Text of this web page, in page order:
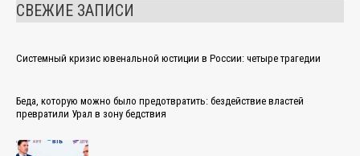
СВЕЖИЕ ЗАПИСИ
Системный кризис ювенальной юстиции в России: четыре трагедии
Беда, которую можно было предотвратить: бездействие властей
превратили Урал в зону бедствия